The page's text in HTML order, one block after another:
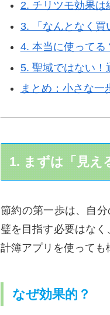
2. チリツモ効果は
3. 「なんとなく
4. 本当に使ってる
5. 聖域ではない！
まとめ：小さな一
1. まずは「見え
節約の第一歩は、自
璧を目指す必要はな
計簿アプリを使っても
なぜ効果的？